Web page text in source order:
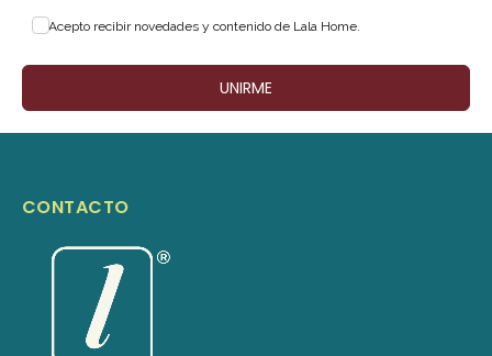
Acepto recibir novedades y contenido de Lala Home.
UNIRME
CONTACTO